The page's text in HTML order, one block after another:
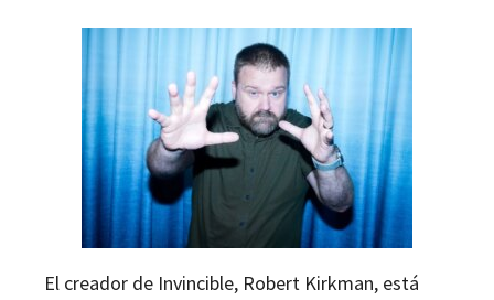
El creador de Invincible, Robert Kirkman, está